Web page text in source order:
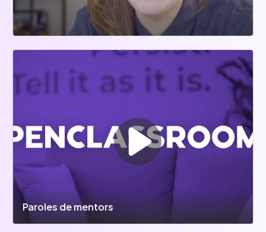
Paroles de mentors